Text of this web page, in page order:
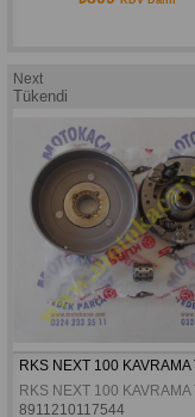
Next
Tükendi
8911210117544